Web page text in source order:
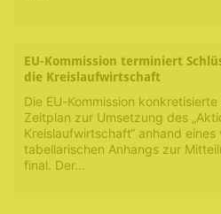
EU-Kommission terminiert
die Kreislaufwirtschaft
Die EU-Kommission
Zeitplan zur Umsetzung des
Kreislaufwirtschaft“ anhand eines
tabellarischen Anhangs zur
final. Der…